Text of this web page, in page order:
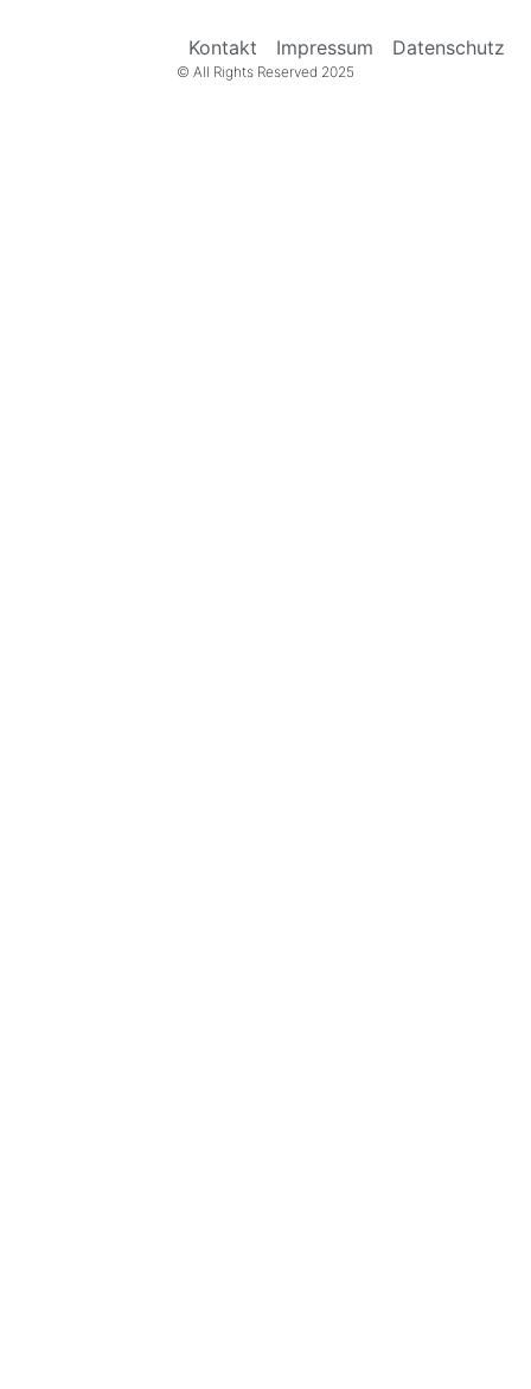
Kontakt Impressum Datenschutz
© All Rights Reserved 2025